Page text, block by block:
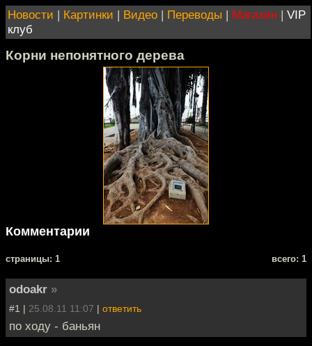
Новости | Картинки | Видео | Переводы | Магазин | VIP
клуб
Корни непонятного дерева
Комментарии
cтраницы: 1 всего: 1
odoakr »
#1 | 25.08.11 11:07 | ответить
по ходу - баньян